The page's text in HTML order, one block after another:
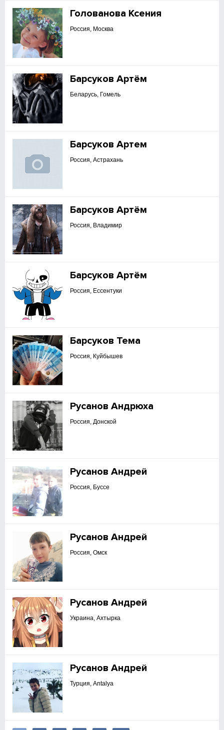
Голованова Ксения
Россия, Москва
Барсуков Артём
Беларусь, Гомель
Барсуков Артем
Россия, Астрахань
Барсуков Артём
Россия, Владимир
Барсуков Артём
Россия, Ессентуки
Барсуков Тема
Россия, Куйбышев
Русанов Андрюха
Россия, Донской
Русанов Андрей
Россия, Буссе
Русанов Андрей
Россия, Омск
Русанов Андрей
Украина, Ахтырка
Русанов Андрей
Турция, Antalya